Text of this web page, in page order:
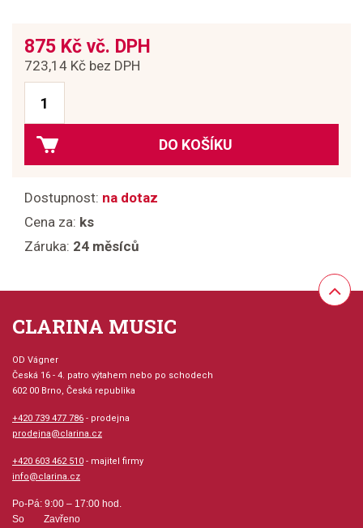
875 Kč vč. DPH
723,14 Kč bez DPH
DO KOŠÍKU
Dostupnost: na dotaz
Cena za: ks
Záruka: 24 měsíců
CLARINA MUSIC
OD Vágner
Česká 16 - 4. patro výtahem nebo po schodech
602 00 Brno, Česká republika
+420 739 477 786 - prodejna
prodejna@clarina.cz
+420 603 462 510 - majitel firmy
info@clarina.cz
Po-Pá: 9:00 – 17:00 hod.
So Zavřeno